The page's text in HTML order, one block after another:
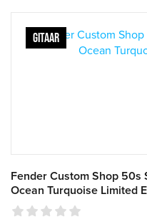
GITAAR
Fender Custom Shop
Ocean Turquoise Limited